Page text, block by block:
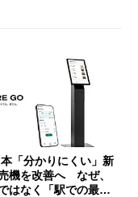
「分かりにくい」新
機を改善へ なぜ、
はなく「駅での最短